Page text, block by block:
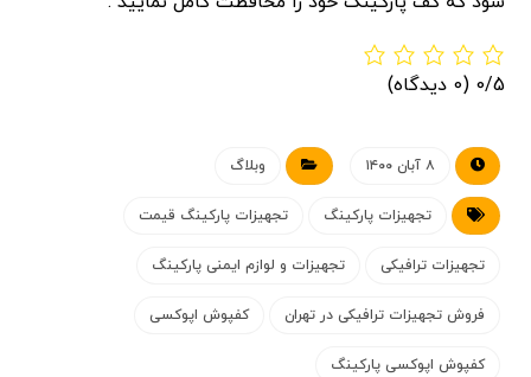
0/5 (0 دیدگاه)
۸ آبان ۱۴۰۰ وبلاگ
تجهیزات پارکینگ تجهیزات پارکینگ قیمت
تجهیزات ترافیکی تجهیزات و لوازم ایمنی پارکینگ
فروش تجهیزات ترافیکی در تهران کفپوش اپوکسی
کفپوش اپوکسی پارکینگ